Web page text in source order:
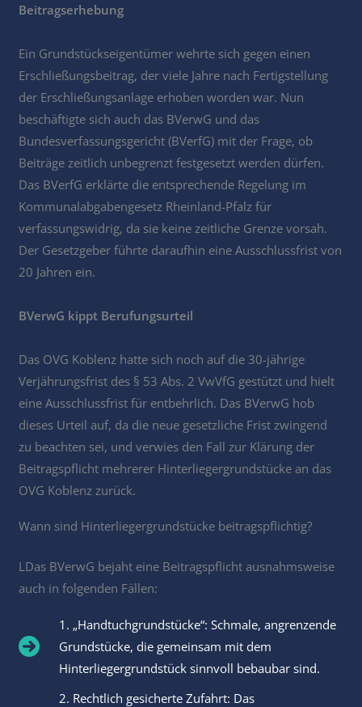
Beitragserhebung
Ein Grundstückseigentümer wehrte sich gegen einen
Erschließungsbeitrag, der viele Jahre nach Fertigstellung
der Erschließungsanlage erhoben worden war. Nun
beschäftigte sich auch das BVerwG und das
Bundesverfassungsgericht (BVerfG) mit der Frage, ob
Beiträge zeitlich unbegrenzt festgesetzt werden dürfen.
Das BVerfG erklärte die entsprechende Regelung im
Kommunalabgabengesetz Rheinland-Pfalz für
verfassungswidrig, da sie keine zeitliche Grenze vorsah.
Der Gesetzgeber führte daraufhin eine Ausschlussfrist von
20 Jahren ein.
BVerwG kippt Berufungsurteil
Das OVG Koblenz hatte sich noch auf die 30-jährige
Verjährungsfrist des § 53 Abs. 2 VwVfG gestützt und hielt
eine Ausschlussfrist für entbehrlich. Das BVerwG hob
dieses Urteil auf, da die neue gesetzliche Frist zwingend
zu beachten sei, und verwies den Fall zur Klärung der
Beitragspflicht mehrerer Hinterliegergrundstücke an das
OVG Koblenz zurück.
Wann sind Hinterliegergrundstücke beitragspflichtig?
LDas BVerwG bejaht eine Beitragspflicht ausnahmsweise
auch in folgenden Fällen:
1. „Handtuchgrundstücke“: Schmale, angrenzende
Grundstücke, die gemeinsam mit dem
Hinterliegergrundstück sinnvoll bebaubar sind.
2. Rechtlich gesicherte Zufahrt: Das